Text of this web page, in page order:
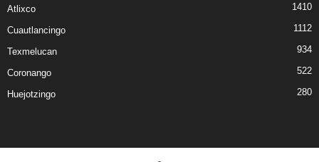
Atlixco 1410
Cuautlancingo 1112
Texmelucan 934
Coronango 522
Huejotzingo 280